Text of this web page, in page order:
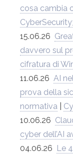
cosa cambia
15.06.26
davvero sul
cifratura di
11.06.26 AI
prova della
normativa
10.06.26
cyber dell’AI
04.06.26
Le